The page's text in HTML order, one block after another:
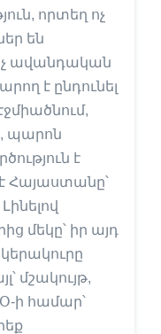
որտեղ ոչ
են
ավանդական
է ընդունել
պարոն
է
Հայաստանը՝
մեկը՝ իր այդ
մշակույթ,
ի համար՝